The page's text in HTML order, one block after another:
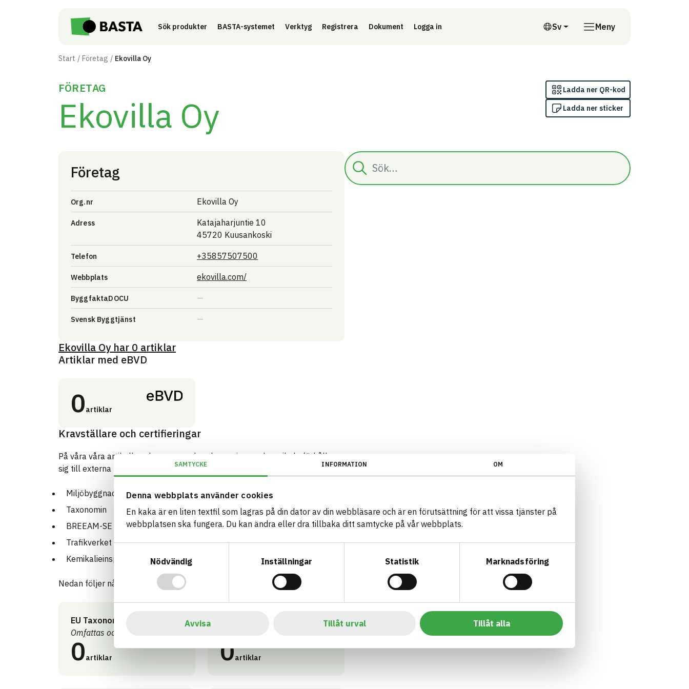
SAMTYCKE INFORMATION OM
Denna webbplats använder cookies
En kaka är en liten textfil som lagras på din dator av din webbläsare och är en förutsättning för att vissa tjänster på
webbplatsen ska fungera. Du kan ändra eller dra tillbaka ditt samtycke på vår webbplats.
Nödvändig
Inställningar Statistik Marknadsföring
Avvisa Tillåt urval Tillåt alla
Sök produkter BASTA-systemet Verktyg Registrera Dokument Logga in Sv
Svenska
Meny
Start Företag Ekovilla Oy
FÖRETAG
Ekovilla Oy
Ladda ner QR-kod
Ladda ner sticker
Företag
Org.nr Ekovilla Oy
Adress
Katajaharjuntie 10
45720 Kuusankoski
Telefon +35857507500
Webbplats ekovilla.com/Länk till annan webbplats
ByggfaktaDOCU
Svensk Byggtjänst
Ekovilla Oy har 0 artiklar
Artiklar med eBVD
0artiklar
Kravställare och certifieringar
På våra våra artikelkort kan man se hur den registrerade artikeln förhåller
sig till externa kravställare så som:
Miljöbyggnad
Taxonomin
BREEAM-SE
Trafikverket
Kemikalieinspektionens PRIO-verktyg
Nedan följer några exempel:
EU Taxonomi - Inomhus
Omfattas och uppfyller kraven
0artiklar 0artiklar
Sök